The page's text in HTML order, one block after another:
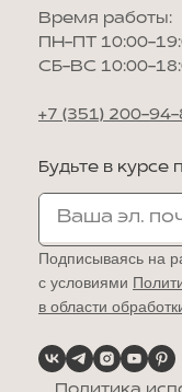
Время работы:
ПН-ПТ 10:00-
СБ-ВС 10:00-
+7 (351) 200-94-
Будьте в курсе
Подписываясь на
с условиями
в области